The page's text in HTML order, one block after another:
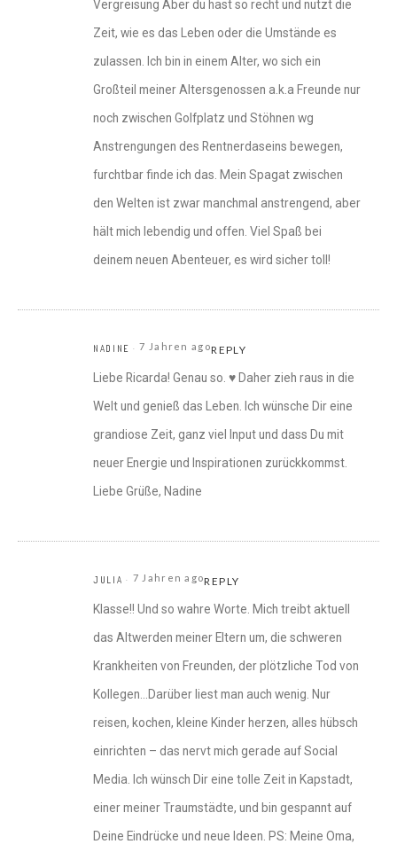
Vergreisung Aber du hast so recht und nutzt die
Zeit, wie es das Leben oder die Umstände es
zulassen. Ich bin in einem Alter, wo sich ein
Großteil meiner Altersgenossen a.k.a Freunde nur
noch zwischen Golfplatz und Stöhnen wg
Anstrengungen des Rentnerdaseins bewegen,
furchtbar finde ich das. Mein Spagat zwischen
den Welten ist zwar manchmal anstrengend, aber
hält mich lebendig und offen. Viel Spaß bei
deinem neuen Abenteuer, es wird sicher toll!
NADINE 7 Jahren agoREPLY
Liebe Ricarda! Genau so. ♥ Daher zieh raus in die
Welt und genieß das Leben. Ich wünsche Dir eine
grandiose Zeit, ganz viel Input und dass Du mit
neuer Energie und Inspirationen zurückkommst.
Liebe Grüße, Nadine
JULIA 7 Jahren agoREPLY
Klasse!! Und so wahre Worte. Mich treibt aktuell
das Altwerden meiner Eltern um, die schweren
Krankheiten von Freunden, der plötzliche Tod von
Kollegen…Darüber liest man auch wenig. Nur
reisen, kochen, kleine Kinder herzen, alles hübsch
einrichten – das nervt mich gerade auf Social
Media. Ich wünsch Dir eine tolle Zeit in Kapstadt,
einer meiner Traumstädte, und bin gespannt auf
Deine Eindrücke und neue Ideen. PS: Meine Oma,